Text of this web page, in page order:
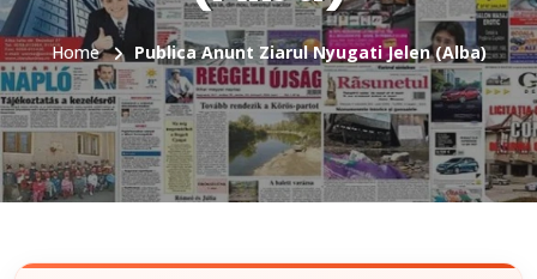
Home Publica Anunt Ziarul Nyugati Jelen (Alba)